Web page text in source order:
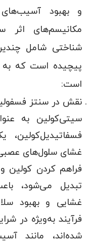
و بهبود
مکانیسم‌های اثر
شناختی شامل
پیچیده است که به
است:
نقش در سنتز
سیتی‌کولین به
فسفاتیدیل‌کولین،
غشای سلول‌های
فراهم کردن کولین
تبدیل می‌شود،
غشایی و بهبود
فرآیند به‌ویژه در
شده‌اند، مانند